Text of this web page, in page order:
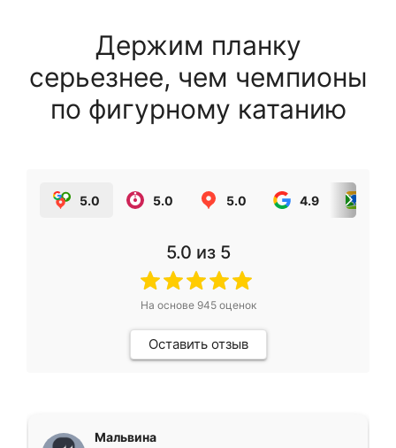
Держим планку
серьезнее, чем чемпионы
по фигурному катанию
5.0 5.0 5.0 4.9
5.0 из 5
На основе 945оценок
Оставить отзыв
Мальвина